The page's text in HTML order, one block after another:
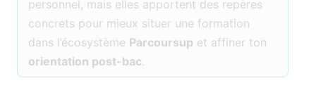
personnel, mais elles apportent des repères
concrets pour mieux situer une formation
dans l’écosystème Parcoursup et affiner ton
orientation post-bac.